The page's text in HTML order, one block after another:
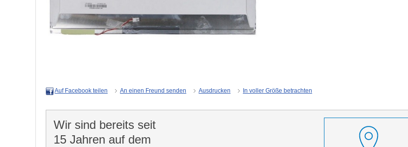
Auf Facebook teilen An einen Freund senden Ausdrucken In voller Größe betrachten
Wir sind bereits seit
15 Jahren auf dem